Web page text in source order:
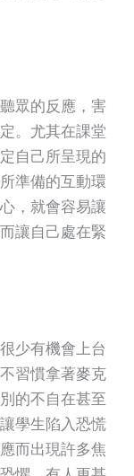
眾的反應，害
。尤其在課堂
自己所呈現的
準備的互動環
，就會容易讓
讓自己處在緊
少有機會上台
習慣拿著麥克
的不自在甚至
學生陷入恐慌
而出現許多焦